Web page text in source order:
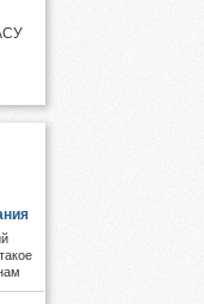
виды